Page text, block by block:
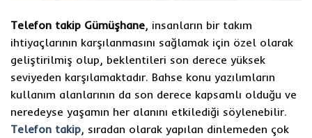
Telefon takip Gümüşhane, insanların bir takım
ihtiyaçlarının karşılanmasını sağlamak için özel olarak
geliştirilmiş olup, beklentileri son derece yüksek
seviyeden karşılamaktadır. Bahse konu yazılımların
kullanım alanlarının da son derece kapsamlı olduğu ve
neredeyse yaşamın her alanını etkilediği söylenebilir.
Telefon takip, sıradan olarak yapılan dinlemeden çok